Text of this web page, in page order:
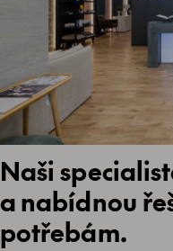
Naši
a nabídnou
potřebám.